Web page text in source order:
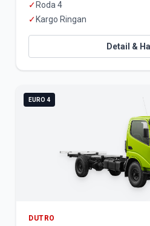
✓ Roda 4
✓ Kargo Ringan
Detail &
EURO 4
DUTRO